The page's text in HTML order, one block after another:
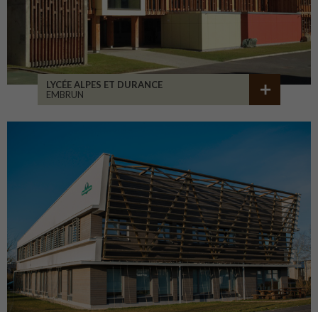
LYCÉE ALPES ET DURANCE
EMBRUN